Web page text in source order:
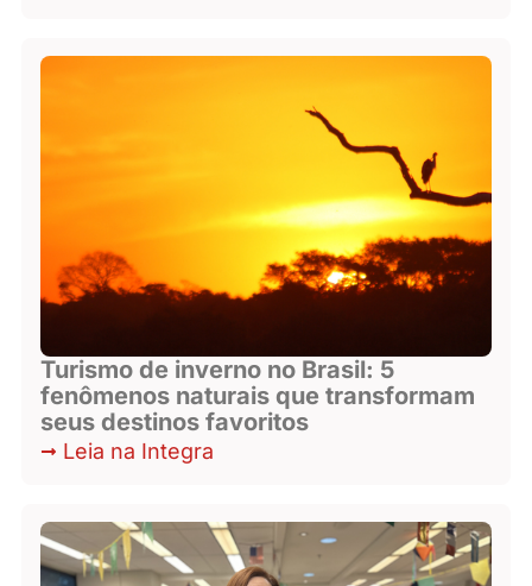
Turismo de inverno no Brasil: 5
fenômenos naturais que transformam
seus destinos favoritos
Leia na Integra